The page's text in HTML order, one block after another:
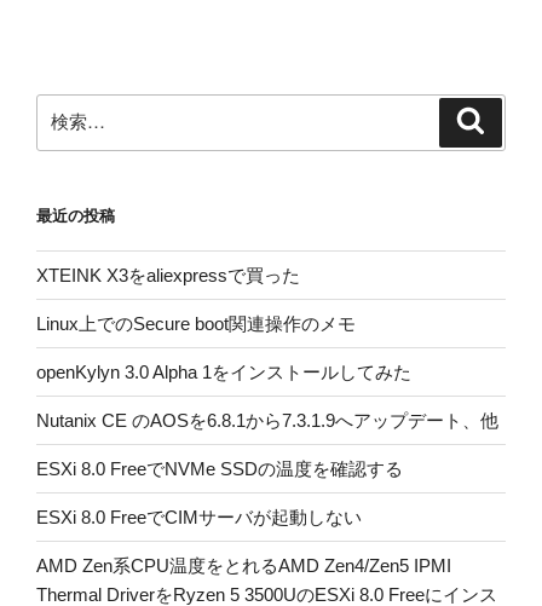
ン
索:
最近の投稿
XTEINK X3をaliexpressで買った
Linux上でのSecure boot関連操作のメモ
openKylyn 3.0 Alpha 1をインストールしてみた
Nutanix CE のAOSを6.8.1から7.3.1.9へアップデート、他
ESXi 8.0 FreeでNVMe SSDの温度を確認する
ESXi 8.0 FreeでCIMサーバが起動しない
AMD Zen系CPU温度をとれるAMD Zen4/Zen5 IPMI
Thermal DriverをRyzen 5 3500UのESXi 8.0 Freeにインス